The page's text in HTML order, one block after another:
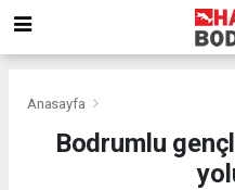
Anasayfa
Bodrumlu